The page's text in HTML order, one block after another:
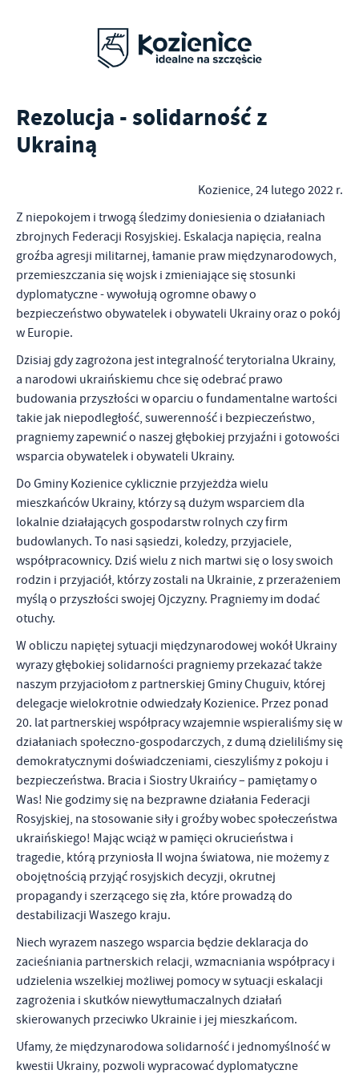
Rezolucja - solidarność z
Ukrainą
Kozienice, 24 lutego 2022 r.
Z niepokojem i trwogą śledzimy doniesienia o działaniach
zbrojnych Federacji Rosyjskiej. Eskalacja napięcia, realna
groźba agresji militarnej, łamanie praw międzynarodowych,
przemieszczania się wojsk i zmieniające się stosunki
dyplomatyczne - wywołują ogromne obawy o
bezpieczeństwo obywatelek i obywateli Ukrainy oraz o pokój
w Europie.
Dzisiaj gdy zagrożona jest integralność terytorialna Ukrainy,
a narodowi ukraińskiemu chce się odebrać prawo
budowania przyszłości w oparciu o fundamentalne wartości
takie jak niepodległość, suwerenność i bezpieczeństwo,
pragniemy zapewnić o naszej głębokiej przyjaźni i gotowości
wsparcia obywatelek i obywateli Ukrainy.
Do Gminy Kozienice cyklicznie przyjeżdża wielu
mieszkańców Ukrainy, którzy są dużym wsparciem dla
lokalnie działających gospodarstw rolnych czy firm
budowlanych. To nasi sąsiedzi, koledzy, przyjaciele,
współpracownicy. Dziś wielu z nich martwi się o losy swoich
rodzin i przyjaciół, którzy zostali na Ukrainie, z przerażeniem
myślą o przyszłości swojej Ojczyzny. Pragniemy im dodać
otuchy.
W obliczu napiętej sytuacji międzynarodowej wokół Ukrainy
wyrazy głębokiej solidarności pragniemy przekazać także
naszym przyjaciołom z partnerskiej Gminy Chuguiv, której
delegacje wielokrotnie odwiedzały Kozienice. Przez ponad
20. lat partnerskiej współpracy wzajemnie wspieraliśmy się w
działaniach społeczno-gospodarczych, z dumą dzieliliśmy się
demokratycznymi doświadczeniami, cieszyliśmy z pokoju i
bezpieczeństwa. Bracia i Siostry Ukraińcy – pamiętamy o
Was! Nie godzimy się na bezprawne działania Federacji
Rosyjskiej, na stosowanie siły i groźby wobec społeczeństwa
ukraińskiego! Mając wciąż w pamięci okrucieństwa i
tragedie, którą przyniosła II wojna światowa, nie możemy z
obojętnością przyjąć rosyjskich decyzji, okrutnej
propagandy i szerzącego się zła, które prowadzą do
destabilizacji Waszego kraju.
Niech wyrazem naszego wsparcia będzie deklaracja do
zacieśniania partnerskich relacji, wzmacniania współpracy i
udzielenia wszelkiej możliwej pomocy w sytuacji eskalacji
zagrożenia i skutków niewytłumaczalnych działań
skierowanych przeciwko Ukrainie i jej mieszkańcom.
Ufamy, że międzynarodowa solidarność i jednomyślność w
kwestii Ukrainy, pozwoli wypracować dyplomatyczne